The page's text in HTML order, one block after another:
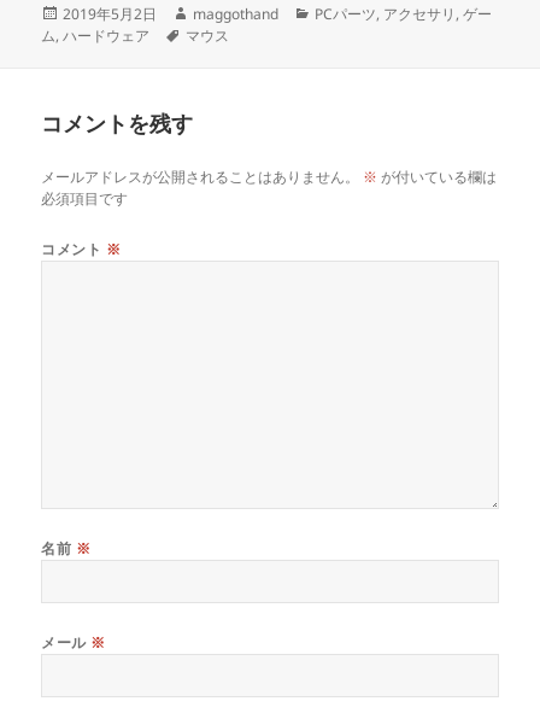
投
稿
2019年5月2日
作
成
maggothand
カ
PCパーツ, アクセサリ ,ゲー
ム,ハードウェア
タ
マウス
コメントを残す
メールアドレスが公開されることはありません。 ※ が付いている欄は
必須項目です
コメント ※
名前 ※
メール ※